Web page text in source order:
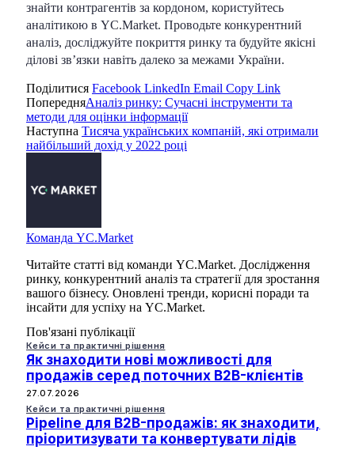
знайти контрагентів за кордоном, користуйтесь
аналітикою в YC.Market. Проводьте конкурентний
аналіз, досліджуйте покриття ринку та будуйте якісні
ділові зв’язки навіть далеко за межами України.
Поділитися Facebook LinkedIn Email Copy Link
ПопередняАналіз ринку: Сучасні інструменти та
методи для оцінки інформації
Наступна Тисяча українських компаній, які отримали
найбільший дохід у 2022 році
Команда YC.Market
Читайте статті від команди YC.Market. Дослідження
ринку, конкурентний аналіз та стратегії для зростання
вашого бізнесу. Оновлені тренди, корисні поради та
інсайти для успіху на YC.Market.
Пов'язані публікації
Кейси та практичні рішення
Як знаходити нові можливості для
продажів серед поточних B2B-клієнтів
27.07.2026
Кейси та практичні рішення
Pipeline для B2B-продажів: як знаходити,
пріоритизувати та конвертувати лідів